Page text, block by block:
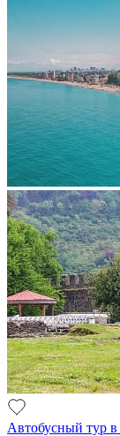
Автобусный тур